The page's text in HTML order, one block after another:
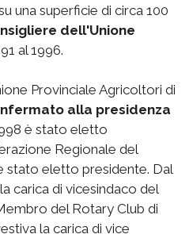
una superficie di circa 100
dell'Unione
al 1996.
Provinciale Agricoltori di
alla presidenza
è stato eletto
Regionale del
stato eletto presidente. Dal
carica di vicesindaco del
del Rotary Club di
la carica di vice